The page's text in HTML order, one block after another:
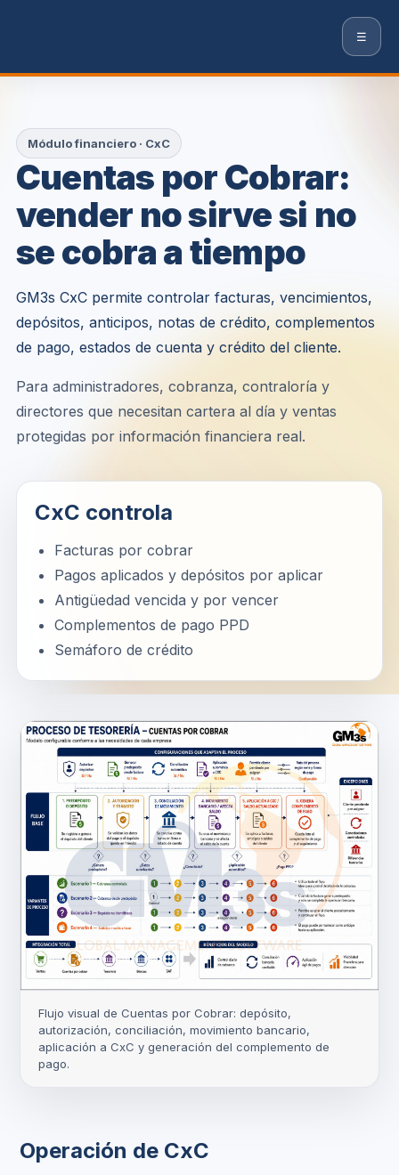
☰
Módulo financiero · CxC
Cuentas por Cobrar:
vender no sirve si no
se cobra a tiempo
GM3s CxC permite controlar facturas, vencimientos,
depósitos, anticipos, notas de crédito, complementos
de pago, estados de cuenta y crédito del cliente.
Para administradores, cobranza, contraloría y
directores que necesitan cartera al día y ventas
protegidas por información financiera real.
CxC controla
Facturas por cobrar
Pagos aplicados y depósitos por aplicar
Antigüedad vencida y por vencer
Complementos de pago PPD
Semáforo de crédito
Flujo visual de Cuentas por Cobrar: depósito,
autorización, conciliación, movimiento bancario,
aplicación a CxC y generación del complemento de
pago.
Operación de CxC